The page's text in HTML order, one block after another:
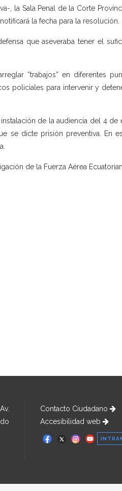
, la Sala Penal de la Corte
la fecha para la resolución.
que aseveraba tener el
“trabajos” en diferentes
policiales para intervenir y
de la audiencia del 4
se dicte prisión preventiva. En
de la Fuerza Aérea
Contacto Ciudadano
Accesibilidad web